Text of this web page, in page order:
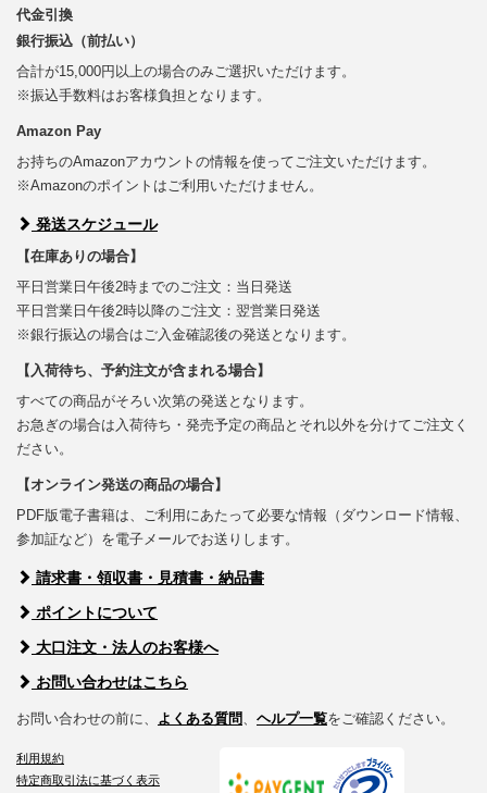
代金引換
銀行振込（前払い）
合計が15,000円以上の場合のみご選択いただけます。
※振込手数料はお客様負担となります。
Amazon Pay
お持ちのAmazonアカウントの情報を使ってご注文いただけます。
※Amazonのポイントはご利用いただけません。
発送スケジュール
【在庫ありの場合】
平日営業日午後2時までのご注文：当日発送
平日営業日午後2時以降のご注文：翌営業日発送
※銀行振込の場合はご入金確認後の発送となります。
【入荷待ち、予約注文が含まれる場合】
すべての商品がそろい次第の発送となります。
お急ぎの場合は入荷待ち・発売予定の商品とそれ以外を分けてご注文く
ださい。
【オンライン発送の商品の場合】
PDF版電子書籍は、ご利用にあたって必要な情報（ダウンロード情報、
参加証など）を電子メールでお送りします。
請求書・領収書・見積書・納品書
ポイントについて
大口注文・法人のお客様へ
お問い合わせはこちら
お問い合わせの前に、 よくある質問、 ヘルプ一覧をご確認ください。
利用規約
特定商取引法に基づく表示